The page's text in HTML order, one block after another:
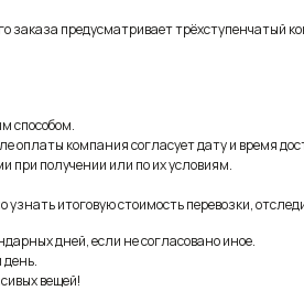
предусматривает трёхступенчатый
способом.
оплаты компания согласует дату и время
при получении или по их условиям.
итоговую стоимость перевозки,
дней, если не согласовано иное.
вещей!